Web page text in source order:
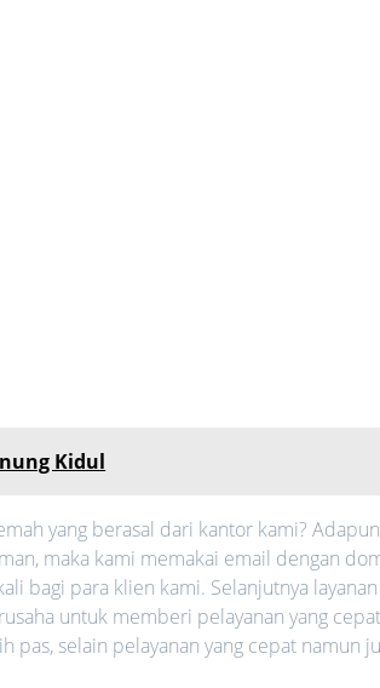
Kidul
yang berasal dari kantor kami?
maka kami memakai email dengan
bagi para klien kami. Selanjutnya
untuk memberi pelayanan yang
pas, selain pelayanan yang cepat namun